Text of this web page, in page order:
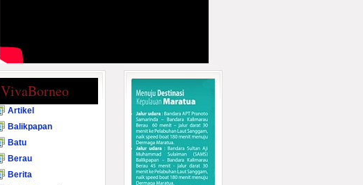
VivaBorneo
Artikel
Balikpapan
Batu
Berau
Berita